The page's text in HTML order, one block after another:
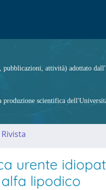
attività) adottato
scientifica
urente
lipodico